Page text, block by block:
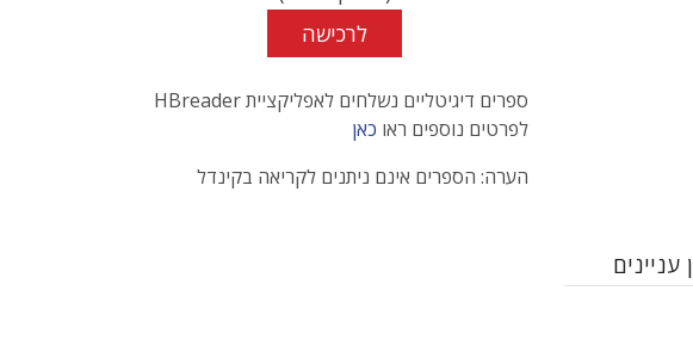
לרכישה
ספרים דיגיטליים נשלחים לאפליקציית HBreader
לפרטים נוספים ראו כאן
הערה: הספרים אינם ניתנים לקריאה בקינדל
עניינים